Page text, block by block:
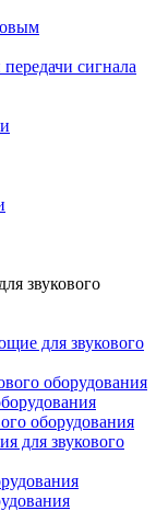
сигнала
звукового
для звукового
оборудования
оборудования
для звукового